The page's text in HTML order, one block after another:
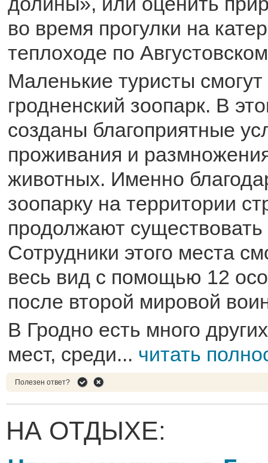
во время прогулки на
теплоходе по
Маленькие туристы смогут
гродненский зоопарк. В
созданы благоприятные
проживания и
животных. Именно
зоопарку на территории
продолжают
Сотрудники этого места
весь вид с помощью 12
после второй мировой
В Гродно есть много
мест, среди... читать
Полезен ответ?
НА ОТДЫХЕ: